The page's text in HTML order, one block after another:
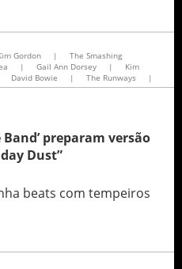
Gordon |
The Smashing
| Gail Ann Dorsey |
Kim
David Bowie | The Runways |
preparam versão
Dust”
beats com tempeiros